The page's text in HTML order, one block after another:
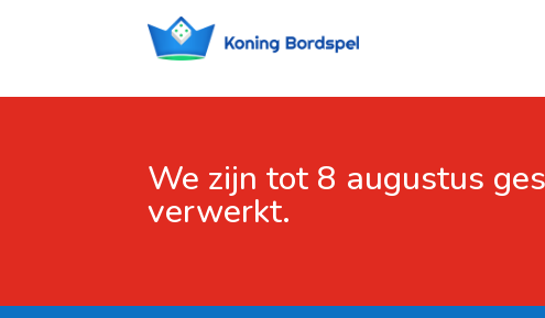
We zijn tot 8 augustus
verwerkt.